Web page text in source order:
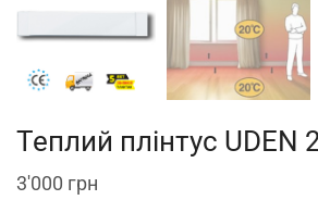
Теплий плінтус UDEN
3'000 грн